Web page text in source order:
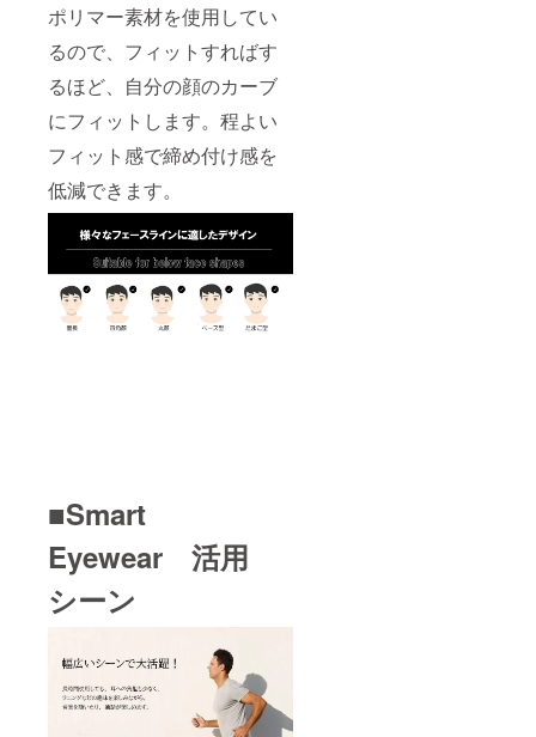
ポリマー素材を使用してい
るので、フィットすればす
るほど、自分の顔のカーブ
にフィットします。程よい
フィット感で締め付け感を
低減できます。
■Smart
Eyewear 活用
シーン